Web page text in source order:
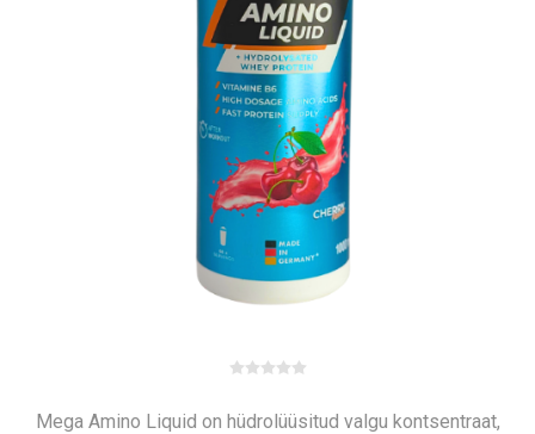
Mega Amino Liquid on hüdrolüüsitud valgu kontsentraat,